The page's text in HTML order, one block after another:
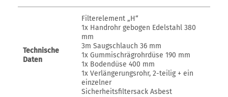
Technische
Daten
Filterelement „H“
1x Handrohr gebogen Edelstahl 380
mm
3m Saugschlauch 36 mm
1x Gummischrägrohrdüse 190 mm
1x Bodendüse 400 mm
1x Verlängerungsrohr, 2-teilig + ein
einzelner
Sicherheitsfiltersack Asbest